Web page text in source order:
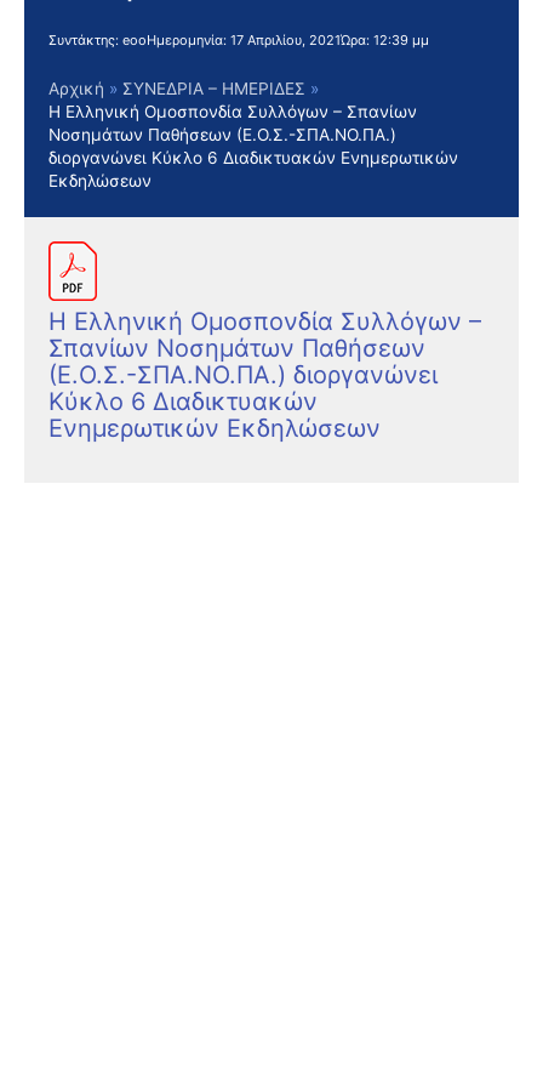
Συντάκτης: eooΗμερομηνία: 17 Απριλίου, 2021Ώρα: 12:39 μμ
Αρχική
ΣΥΝΕΔΡΙΑ – ΗΜΕΡΙΔΕΣ
Η Ελληνική Ομοσπονδία Συλλόγων – Σπανίων
Νοσημάτων Παθήσεων (Ε.Ο.Σ.-ΣΠΑ.ΝΟ.ΠΑ.)
διοργανώνει Κύκλο 6 Διαδικτυακών Ενημερωτικών
Εκδηλώσεων
Η Ελληνική Ομοσπονδία Συλλόγων –
Σπανίων Νοσημάτων Παθήσεων
(Ε.Ο.Σ.-ΣΠΑ.ΝΟ.ΠΑ.) διοργανώνει
Κύκλο 6 Διαδικτυακών
Ενημερωτικών Εκδηλώσεων